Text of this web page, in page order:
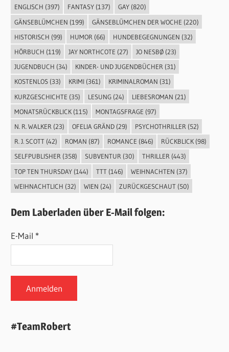
ENGLISCH (397) FANTASY(137) GAY(820)
GÄNSEBLÜMCHEN (199) GÄNSEBLÜMCHEN DER WOCHE (220)
HISTORISCH (99) HUMOR (66) HUNDEBEGEGNUNGEN (32)
HÖRBUCH (119) JAY NORTHCOTE (27) JO NESBØ(23)
JUGENDBUCH (34) KINDER- UND JUGENDBÜCHER (31)
KOSTENLOS(33) KRIMI(361) KRIMINALROMAN (31)
KURZGESCHICHTE (35) LESUNG(24) LIEBESROMAN (21)
MONATSRÜCKBLICK(115) MONTAGSFRAGE (97)
N. R. WALKER (23) OFELIA GRÄND(29) PSYCHOTHRILLER (52)
R. J. SCOTT(42) ROMAN (87) ROMANCE (846) RÜCKBLICK(98)
SELFPUBLISHER(358) SUBVENTUR(30) THRILLER(443)
TOP TEN THURSDAY(144) TTT(146) WEIHNACHTEN (37)
WEIHNACHTLICH (32) WIEN (24) ZURÜCKGESCHAUT(50)
Dem Laberladen über E-Mail folgen:
E-Mail *
#TeamRobert